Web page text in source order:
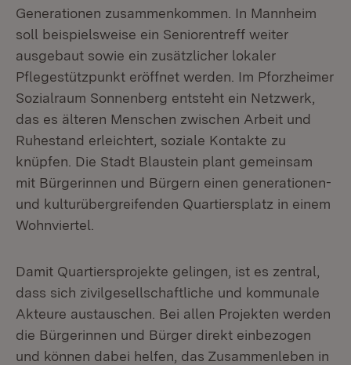
Generationen zusammenkommen. In Mannheim
soll beispielsweise ein Seniorentreff weiter
ausgebaut sowie ein zusätzlicher lokaler
Pflegestützpunkt eröffnet werden. Im Pforzheimer
Sozialraum Sonnenberg entsteht ein Netzwerk,
das es älteren Menschen zwischen Arbeit und
Ruhestand erleichtert, soziale Kontakte zu
knüpfen. Die Stadt Blaustein plant gemeinsam
mit Bürgerinnen und Bürgern einen generationen-
und kulturübergreifenden Quartiersplatz in einem
Wohnviertel.
Damit Quartiersprojekte gelingen, ist es zentral,
dass sich zivilgesellschaftliche und kommunale
Akteure austauschen. Bei allen Projekten werden
die Bürgerinnen und Bürger direkt einbezogen
und können dabei helfen, das Zusammenleben in